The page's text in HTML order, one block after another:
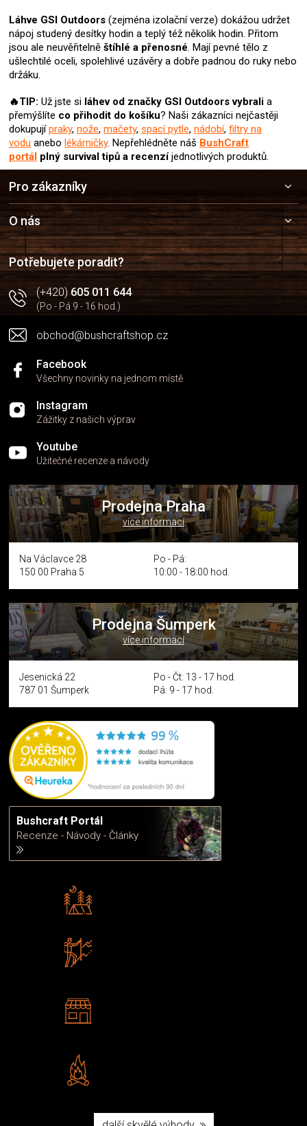
Láhve GSI Outdoors (zejména izolační verze) dokážou udržet
nápoj studený desítky hodin a teplý též několik hodin. Přitom
jsou ale neuvěřitelně štíhlé a přenosné. Mají pevné tělo z
ušlechtilé oceli, spolehlivé uzávěry a dobře padnou do ruky nebo
držáku.
🔥TIP: Už jste si láhev od značky GSI Outdoorsvybrali a
přemýšlíte co přihodit do košíku? Naši zákazníci nejčastěji
dokupujípraky, nože, mačety, spací pytle, nádobí, filtry na
vodu anebo lékárničky. Nepřehlédněte náš BushCraft
portál plný survival tipů a recenzíjednotlivých produktů.
a
t
í
Pro zákazníky
O nás
Potřebujete poradit?
(+420)605 011 644
(Po - Pá 9 - 16 hod.)
obchod@bushcraftshop.cz
Facebook
Všechny novinky na jednom místě
Instagram
Zážitky z našich výprav
Youtube
Užitečné recenze a návody
Prodejna Praha
více informací
Na Václavce 28
150 00 Praha 5
Po - Pá:
10:00 - 18:00 hod.
Prodejna Šumperk
více informací
Jesenická 22
787 01 Šumperk
Po - Čt: 13 - 17 hod.
Pá: 9 - 17 hod.
Bushcraft Portál
Recenze - Návody - Články